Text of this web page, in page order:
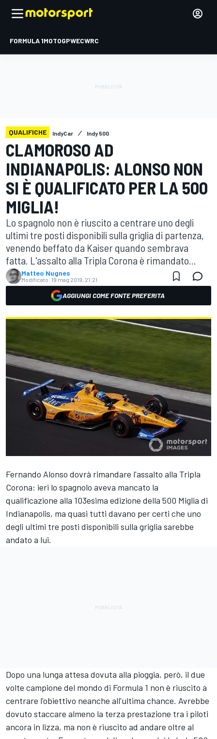
FORMULA 1MOTOGPWECWRC
QUALIFICHE IndyCar Indy 500
CLAMOROSO AD
INDIANAPOLIS: ALONSO NON
SI È QUALIFICATO PER LA 500
MIGLIA!
Lo spagnolo non è riuscito a centrare uno degli
ultimi tre posti disponibili sulla griglia di partenza,
venendo beffato da Kaiser quando sembrava
fatta. L'assalto alla Tripla Corona è rimandato...
Matteo Nugnes
Modificato: 19 mag 2019, 21:21
AGGIUNGI COME FONTE PREFERITA
Fernando Alonso dovrà rimandare l'assalto alla Tripla
Corona: ieri lo spagnolo aveva mancato la
qualificazione alla 103esima edizione della 500 Miglia di
Indianapolis, ma quasi tutti davano per certi che uno
degli ultimi tre posti disponibili sulla griglia sarebbe
andato a lui.
Dopo una lunga attesa dovuta alla pioggia, però, il due
volte campione del mondo di Formula 1 non è riuscito a
centrare l'obiettivo neanche all'ultima chance. Avrebbe
dovuto staccare almeno la terza prestazione tra i piloti
ancora in lizza, ma non è riuscito ad andare oltre al